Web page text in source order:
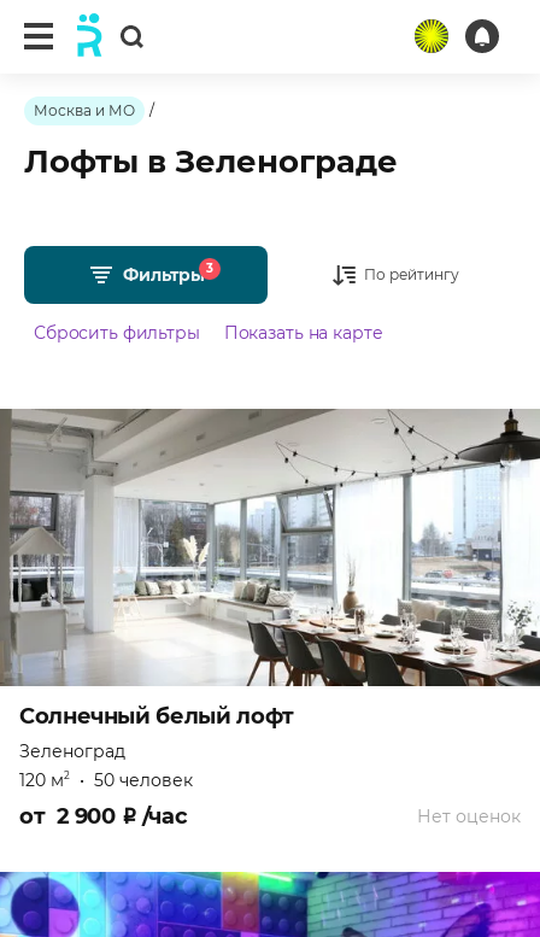
Москва и МО /
Лофты в Зеленограде
Фильтры3 По рейтингу
Сбросить фильтры Показать на карте
Солнечный белый лофт
Зеленоград
120 м2 • 50 человек
Нет оценок
от 2 900 ₽ /час